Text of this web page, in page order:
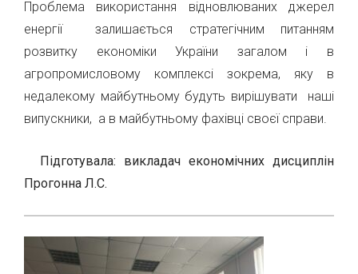
Проблема використання відновлюваних джерел
енергії залишається стратегічним питанням
розвитку економіки України загалом і в
агропромисловому комплексі зокрема, яку в
недалекому майбутньому будуть вирішувати наші
випускники, а в майбутньому фахівці своєї справи.
Підготувала: викладач економічних дисциплін
Прогонна Л.С.